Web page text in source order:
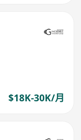
$18K-30K/月